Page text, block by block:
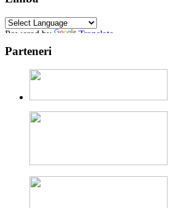
Powered by Translate
Parteneri